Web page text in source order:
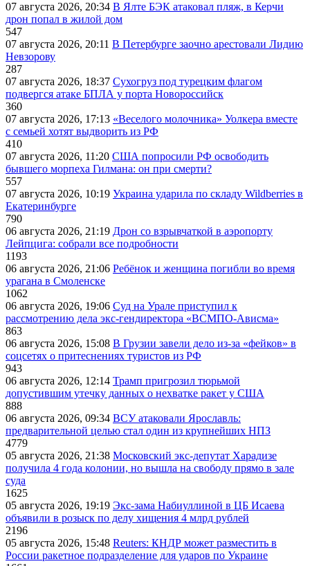
07 августа 2026, 20:34 В Ялте БЭК атаковал пляж, в Керчи
дрон попал в жилой дом
547
07 августа 2026, 20:11 В Петербурге заочно арестовали Лидию
Невзорову
287
07 августа 2026, 18:37 Сухогруз под турецким флагом
подвергся атаке БПЛА у порта Новороссийск
360
07 августа 2026, 17:13 «Веселого молочника» Уолкера вместе
с семьей хотят выдворить из РФ
410
07 августа 2026, 11:20 США попросили РФ освободить
бывшего морпеха Гилмана: он при смерти?
557
07 августа 2026, 10:19 Украина ударила по складу Wildberries в
Екатеринбурге
790
06 августа 2026, 21:19 Дрон со взрывчаткой в аэропорту
Лейпцига: собрали все подробности
1193
06 августа 2026, 21:06 Ребёнок и женщина погибли во время
урагана в Смоленске
1062
06 августа 2026, 19:06 Суд на Урале приступил к
рассмотрению дела экс-гендиректора «ВСМПО-Ависма»
863
06 августа 2026, 15:08 В Грузии завели дело из-за «фейков» в
соцсетях о притеснениях туристов из РФ
943
06 августа 2026, 12:14 Трамп пригрозил тюрьмой
допустившим утечку данных о нехватке ракет у США
888
06 августа 2026, 09:34 ВСУ атаковали Ярославль:
предварительной целью стал один из крупнейших НПЗ
4779
05 августа 2026, 21:38 Московский экс-депутат Харадизе
получила 4 года колонии, но вышла на свободу прямо в зале
суда
1625
05 августа 2026, 19:19 Экс-зама Набиуллиной в ЦБ Исаева
объявили в розыск по делу хищения 4 млрд рублей
2196
05 августа 2026, 15:48 Reuters: КНДР может разместить в
России ракетное подразделение для ударов по Украине